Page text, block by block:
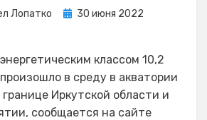
Лопатко
Posted
30 июня 2022
классом 10,2
в среду в акватории
Иркутской области и
сообщается на сайте